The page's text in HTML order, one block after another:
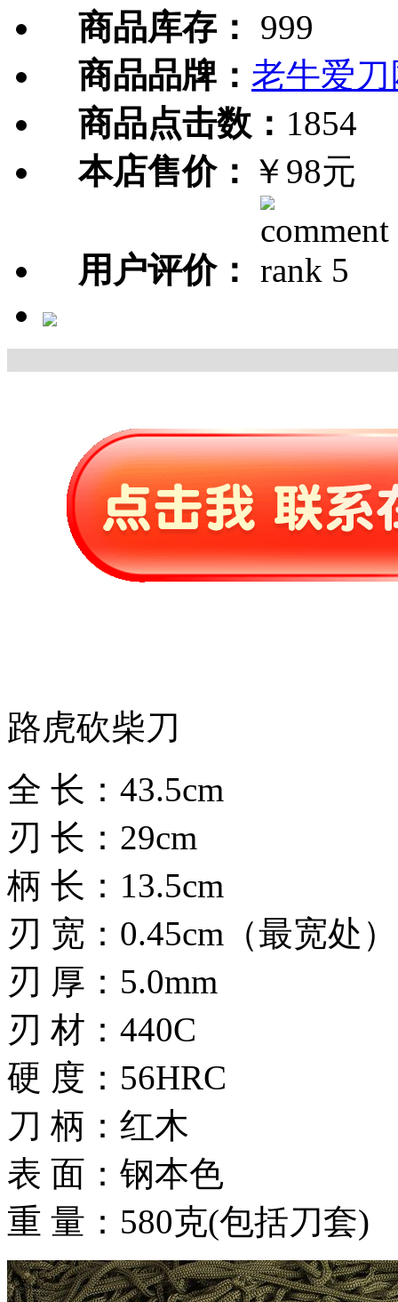
商品库存：
999
商品品牌： 老牛爱刀
商品点击数： 1854
本店售价： ￥98元
用户评价：
路虎砍柴刀
全 长：43.5cm
刃 长：29cm
柄 长：13.5cm
刃 宽：0.45cm（最宽处）
刃 厚：5.0mm
刃 材：440C
硬 度：56HRC
刀 柄：红木
表 面：钢本色
重 量：580克(包括刀套)